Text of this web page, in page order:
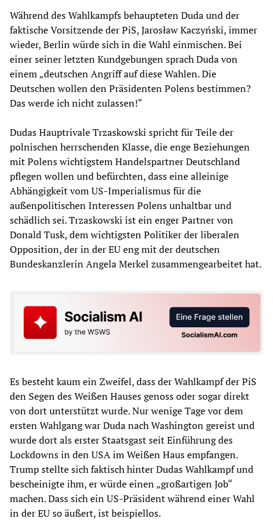
Während des Wahlkampfs behaupteten Duda und der
faktische Vorsitzende der PiS, Jarosław Kaczyński, immer
wieder, Berlin würde sich in die Wahl einmischen. Bei
einer seiner letzten Kundgebungen sprach Duda von
einem „deutschen Angriff auf diese Wahlen. Die
Deutschen wollen den Präsidenten Polens bestimmen?
Das werde ich nicht zulassen!“
Dudas Hauptrivale Trzaskowski spricht für Teile der
polnischen herrschenden Klasse, die enge Beziehungen
mit Polens wichtigstem Handelspartner Deutschland
pflegen wollen und befürchten, dass eine alleinige
Abhängigkeit vom US-Imperialismus für die
außenpolitischen Interessen Polens unhaltbar und
schädlich sei. Trzaskowski ist ein enger Partner von
Donald Tusk, dem wichtigsten Politiker der liberalen
Opposition, der in der EU eng mit der deutschen
Bundeskanzlerin Angela Merkel zusammengearbeitet hat.
Es besteht kaum ein Zweifel, dass der Wahlkampf der PiS
den Segen des Weißen Hauses genoss oder sogar direkt
von dort unterstützt wurde. Nur wenige Tage vor dem
ersten Wahlgang war Duda nach Washington gereist und
wurde dort als erster Staatsgast seit Einführung des
Lockdowns in den USA im Weißen Haus empfangen.
Trump stellte sich faktisch hinter Dudas Wahlkampf und
bescheinigte ihm, er würde einen „großartigen Job“
machen. Dass sich ein US-Präsident während einer Wahl
in der EU so äußert, ist beispiellos.